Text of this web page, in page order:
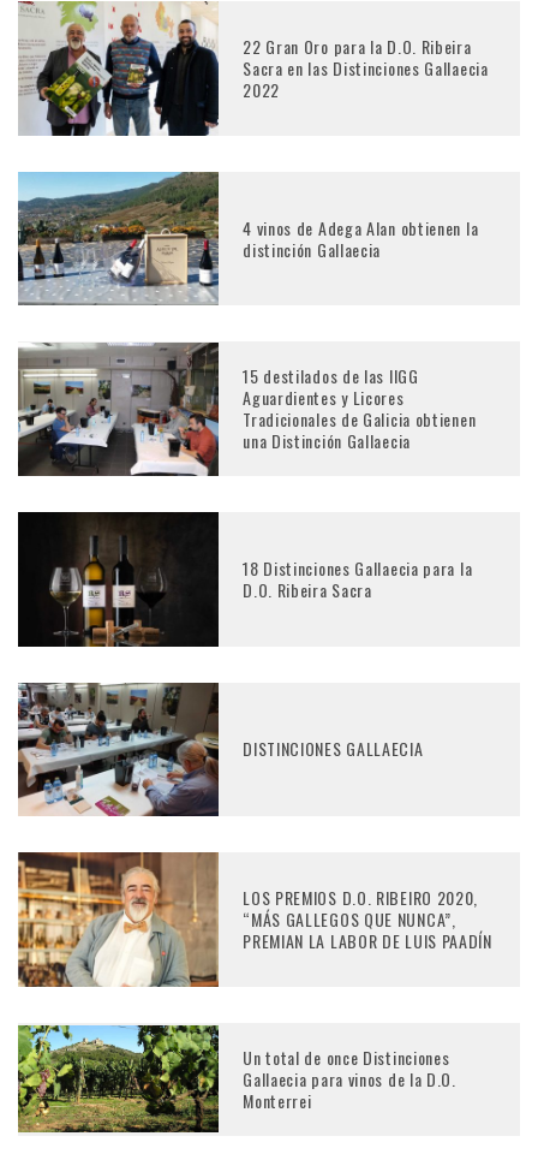
22 Gran Oro para la D.O. Ribeira
Sacra en las Distinciones Gallaecia
2022
4 vinos de Adega Alan obtienen la
distinción Gallaecia
15 destilados de las IIGG
Aguardientes y Licores
Tradicionales de Galicia obtienen
una Distinción Gallaecia
18 Distinciones Gallaecia para la
D.O. Ribeira Sacra
DISTINCIONES GALLAECIA
LOS PREMIOS D.O. RIBEIRO 2020,
“MÁS GALLEGOS QUE NUNCA”,
PREMIAN LA LABOR DE LUIS PAADÍN
Un total de once Distinciones
Gallaecia para vinos de la D.O.
Monterrei